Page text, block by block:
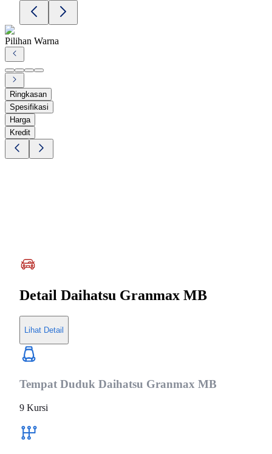
Pilihan Warna
Ringkasan
Spesifikasi
Harga
Kredit
Detail Daihatsu Granmax MB
Lihat Detail
Tempat Duduk Daihatsu Granmax MB
9 Kursi